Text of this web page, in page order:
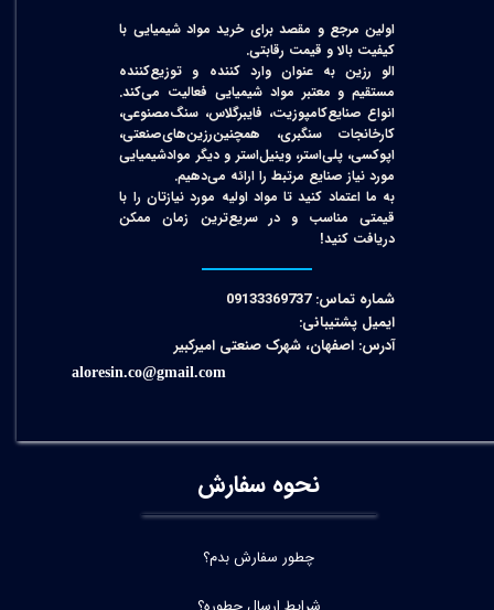
اولین مرجع و مقصد برای خرید مواد شیمیایی با
کیفیت بالا و قیمت رقابتی.
الو رزین به عنوان وارد کننده و توزیع‌کننده
مستقیم و معتبر مواد شیمیایی فعالیت می‌کند.
انواع صنایع‌کامپوزیت، فایبرگلاس، سنگ‌مصنوعی،
کارخانجات سنگبری، همچنین‌رزین‌های‌صنعتی،
اپوکسی، پلی‌استر، وینیل‌استر و دیگر مواد‌شیمیایی
مورد نیاز صنایع مرتبط را ارائه می‌دهیم.
به ما اعتماد کنید تا مواد اولیه مورد نیازتان را با
قیمتی مناسب و در سریع‌ترین زمان ممکن
دریافت کنید!​​​​​​​
شماره تماس: 09133369737
ایمیل پشتیبانی:
آدرس: اصفهان، شهرک صنعتی امیرکبیر
aloresin.co@gmail.com
نحوه سفارش
چطور سفارش بدم؟